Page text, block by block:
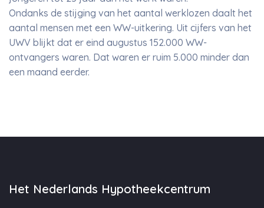
Ondanks de stijging van het aantal werklozen daalt het
aantal mensen met een WW-uitkering. Uit cijfers van het
UWV blijkt dat er eind augustus 152.000 WW-
ontvangers waren. Dat waren er ruim 5.000 minder dan
een maand eerder.
Het Nederlands Hypotheekcentrum